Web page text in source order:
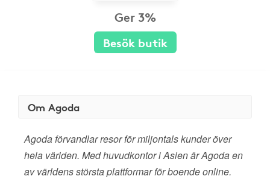
Ger 3%
Besök butik
Om Agoda
Agoda förvandlar resor för miljontals kunder över
hela världen. Med huvudkontor i Asien är Agoda en
av världens största plattformar för boende online.